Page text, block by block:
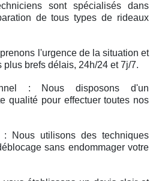
sont spécialisés dans
de tous types de rideaux
l'urgence de la situation et
plus brefs délais, 24h/24 et 7j/7.
: Nous disposons d'un
qualité pour effectuer toutes nos
: Nous utilisons des techniques
sans endommager votre